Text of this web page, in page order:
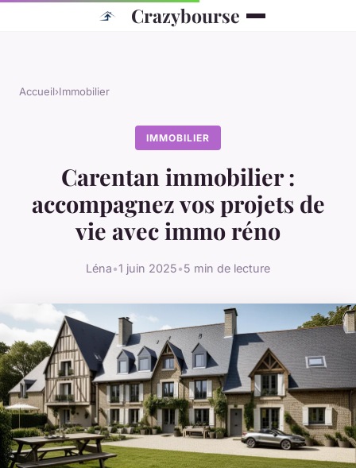
Crazybourse
Accueil›Immobilier
IMMOBILIER
Carentan immobilier :
accompagnez vos projets de
vie avec immo réno
Léna•1 juin 2025•5 min de lecture